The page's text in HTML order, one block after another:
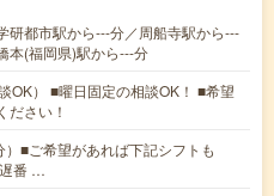
研都市駅から---分／周船寺駅から---
本(福岡県)駅から---分
OK） ■曜日固定の相談OK！ ■希望
ださい！
■ご希望があれば下記シフトも
番 …